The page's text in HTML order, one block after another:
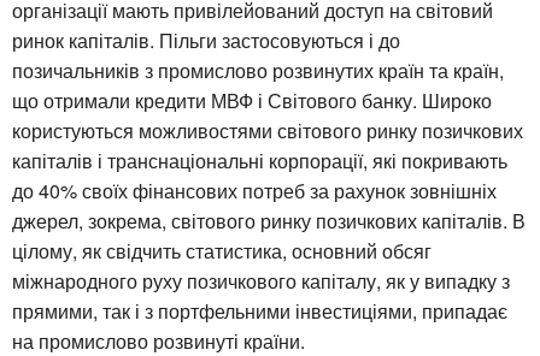
організації мають привілейований доступ на світовий
ринок капіталів. Пільги застосовуються і до
позичальників з промислово розвинутих країн та країн,
що отримали кредити МВФ і Світового банку. Широко
користуються можливостями світового ринку позичкових
капіталів і транснаціональні корпорації, які покривають
до 40% своїх фінансових потреб за рахунок зовнішніх
джерел, зокрема, світового ринку позичкових капіталів. В
цілому, як свідчить статистика, основний обсяг
міжнародного руху позичкового капіталу, як у випадку з
прямими, так і з портфельними інвестиціями, припадає
на промислово розвинуті країни.